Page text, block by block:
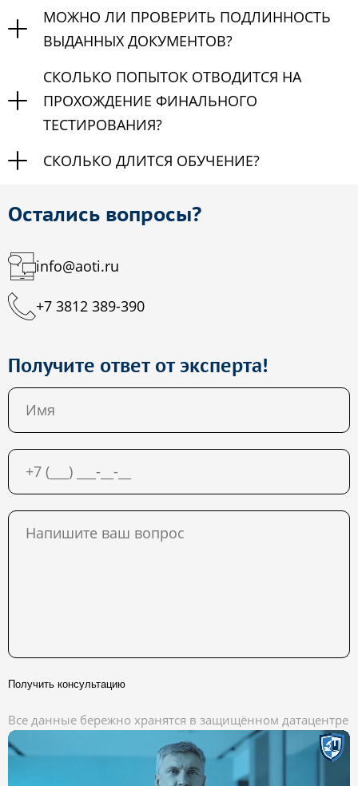
МОЖНО ЛИ ПРОВЕРИТЬ ПОДЛИННОСТЬ
ВЫДАННЫХ ДОКУМЕНТОВ?
СКОЛЬКО ПОПЫТОК ОТВОДИТСЯ НА
ПРОХОЖДЕНИЕ ФИНАЛЬНОГО
ТЕСТИРОВАНИЯ?
СКОЛЬКО ДЛИТСЯ ОБУЧЕНИЕ?
Остались вопросы?
info@aoti.ru
+7 3812 389-390
Получите ответ от эксперта!
Получить консультацию
Все данные бережно хранятся в защищённом датацентре